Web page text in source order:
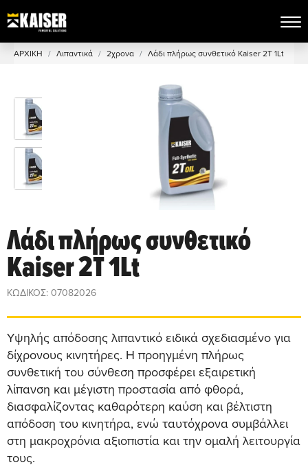
ΑΡΧΙΚΗ Λιπαντικά 2χρονα Λάδι πλήρως συνθετικό Kaiser 2T 1Lt
Λάδι πλήρως συνθετικό
Kaiser 2T 1Lt
ΚΩΔΙΚΟΣ: 07082026
Υψηλής απόδοσης λιπαντικό ειδικά σχεδιασμένο για
δίχρονους κινητήρες. Η προηγμένη πλήρως
συνθετική του σύνθεση προσφέρει εξαιρετική
λίπανση και μέγιστη προστασία από φθορά,
διασφαλίζοντας καθαρότερη καύση και βέλτιστη
απόδοση του κινητήρα, ενώ ταυτόχρονα συμβάλλει
στη μακροχρόνια αξιοπιστία και την ομαλή λειτουργία
τους.